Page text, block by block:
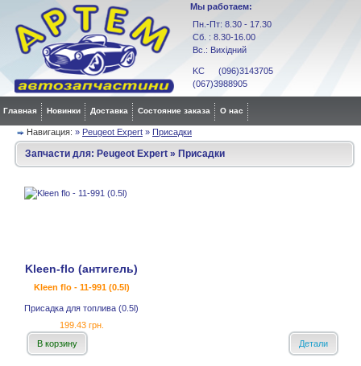
Мы работаем:
Пн.-Пт: 8.30 - 17.30
Сб. : 8.30-16.00
Вс.: Вихідний
KC (096)3143705
(067)3988905
Главная Новинки Доставка Состояние заказа О нас
Навигация: » Peugeot Expert » Присадки
Запчасти для: Peugeot Expert » Присадки
Kleen-flo (антигель)
Kleen flo - 11-991 (0.5l)
Присадка для топлива (0.5l)
199.43 грн.
В корзину
Детали